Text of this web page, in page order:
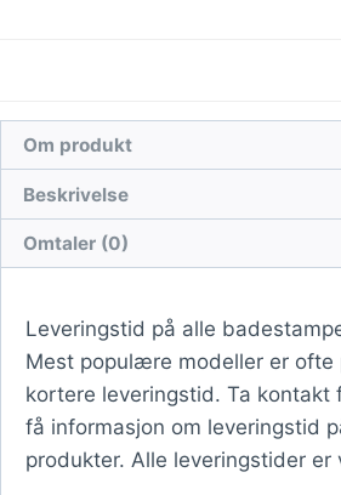
Om produkt
Beskrivelse
Omtaler (0)
Leveringstid på alle
Mest populære modeller er ofte
kortere leveringstid. Ta kontakt
få informasjon om leveringstid
produkter. Alle leveringstider er